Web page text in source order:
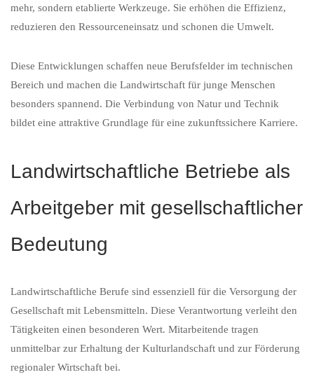
mehr, sondern etablierte Werkzeuge. Sie erhöhen die Effizienz,
reduzieren den Ressourceneinsatz und schonen die Umwelt.
Diese Entwicklungen schaffen neue Berufsfelder im technischen
Bereich und machen die Landwirtschaft für junge Menschen
besonders spannend. Die Verbindung von Natur und Technik
bildet eine attraktive Grundlage für eine zukunftssichere Karriere.
Landwirtschaftliche Betriebe als
Arbeitgeber mit gesellschaftlicher
Bedeutung
Landwirtschaftliche Berufe sind essenziell für die Versorgung der
Gesellschaft mit Lebensmitteln. Diese Verantwortung verleiht den
Tätigkeiten einen besonderen Wert. Mitarbeitende tragen
unmittelbar zur Erhaltung der Kulturlandschaft und zur Förderung
regionaler Wirtschaft bei.